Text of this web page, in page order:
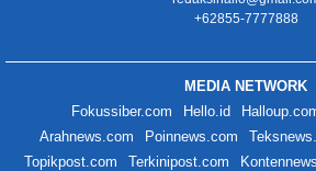
+62855-7777888
MEDIA NETWORK
Fokussiber.com
Hello.id
Arahnews.com
Poinnews.com
Topikpost.com
Terkinipost.com